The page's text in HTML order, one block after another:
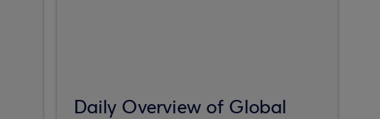
Daily Overview of Global